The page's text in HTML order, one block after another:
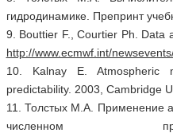
гидродинамике. Препринт
9. Bouttier F., Courtier Ph. Data
http://www.ecmwf.int/
10. Kalnay E. Atmospheric
predictability. 2003, Cambridge
11. Толстых М.А. Применение
численном